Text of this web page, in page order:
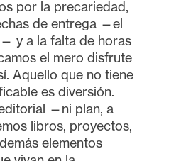
por la precariedad,
de entrega —el
y a la falta de horas
el mero disfrute
Aquello que no tiene
es diversión.
—ni plan, a
libros, proyectos,
elementos